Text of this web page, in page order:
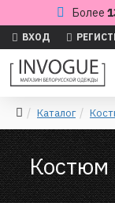
Более
ВХОД
Каталог
Костюм